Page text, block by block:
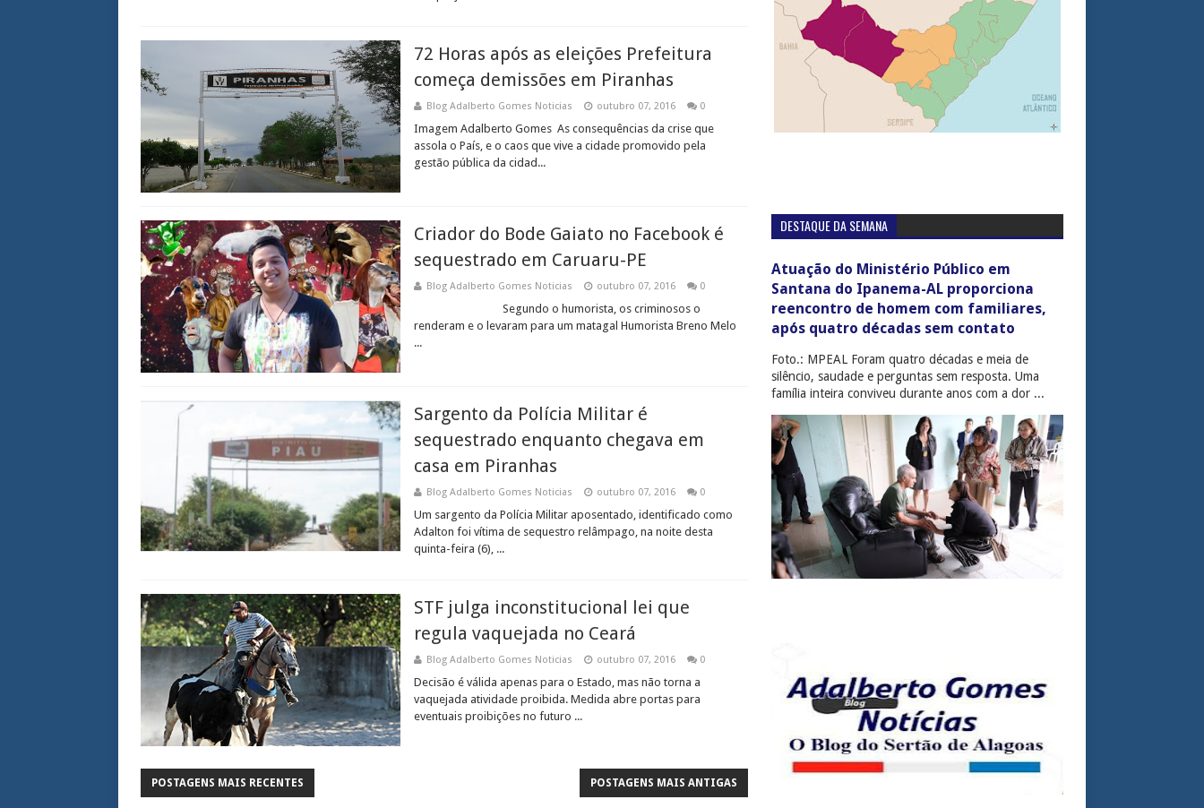
72 Horas após as eleições Prefeitura
começa demissões em Piranhas
Blog Adalberto Gomes Noticias outubro 07, 2016 0
Imagem Adalberto Gomes As consequências da crise que
assola o País, e o caos que vive a cidade promovido pela
gestão pública da cidad...
Criador do Bode Gaiato no Facebook é
sequestrado em Caruaru-PE
Blog Adalberto Gomes Noticias outubro 07, 2016 0
Segundo o humorista, os criminosos o
renderam e o levaram para um matagal Humorista Breno Melo
...
Sargento da Polícia Militar é
sequestrado enquanto chegava em
casa em Piranhas
Blog Adalberto Gomes Noticias outubro 07, 2016 0
Um sargento da Polícia Militar aposentado, identificado como
Adalton foi vítima de sequestro relâmpago, na noite desta
quinta-feira (6), ...
STF julga inconstitucional lei que
regula vaquejada no Ceará
Blog Adalberto Gomes Noticias outubro 07, 2016 0
Decisão é válida apenas para o Estado, mas não torna a
vaquejada atividade proibida. Medida abre portas para
eventuais proibições no futuro ...
POSTAGENS MAIS RECENTES POSTAGENS MAIS ANTIGAS
DESTAQUE DA SEMANA
Atuação do Ministério Público em
Santana do Ipanema-AL proporciona
reencontro de homem com familiares,
após quatro décadas sem contato
Foto.: MPEAL Foram quatro décadas e meia de
silêncio, saudade e perguntas sem resposta. Uma
família inteira conviveu durante anos com a dor ...